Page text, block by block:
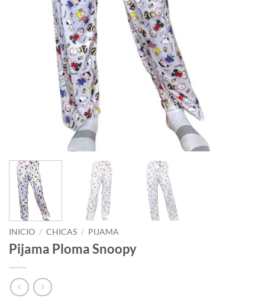
INICIO / CHICAS / PIJAMA
Pijama Ploma Snoopy